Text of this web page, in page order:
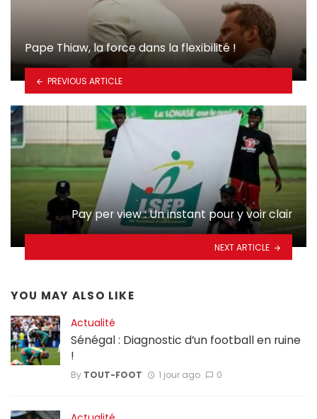
Pape Thiaw, la force dans la flexibilité !
PREVIOUS ARTICLE
Pay per view : Un instant pour y voir clair
NEXT ARTICLE
YOU MAY ALSO LIKE
Actualité
Sénégal : Diagnostic d’un football en ruine
!
By TOUT-FOOT 1 jour ago 0